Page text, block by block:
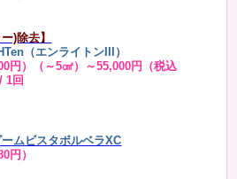
)除去】
（エンライトンIII）
円）（～5㎠）～55,000円（税込
1回
ムビスタボルベラXC
円）